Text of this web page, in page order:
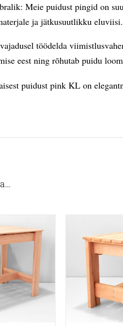
Meie puidust pingid on
ja jätkusuutlikku eluviisi.
töödelda
eest ning rõhutab puidu
puidust pink KL on